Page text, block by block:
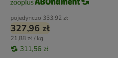
pojedynczo 333,92 zł
327,96 zł
21,88 zł / kg
311,56 zł